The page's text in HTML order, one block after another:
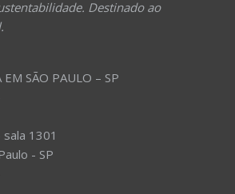
Destinado ao
SÃO PAULO – SP
1301
- SP